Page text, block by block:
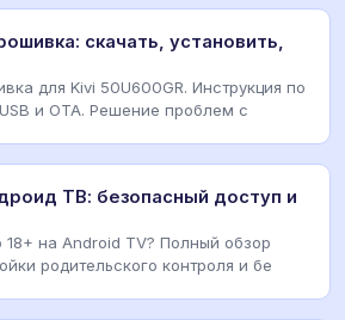
скачать, установить,
для Kivi 50U600GR. Инструкция по
и OTA. Решение проблем с
ТВ: безопасный доступ и
18+ на Android TV? Полный обзор
родительского контроля и бе